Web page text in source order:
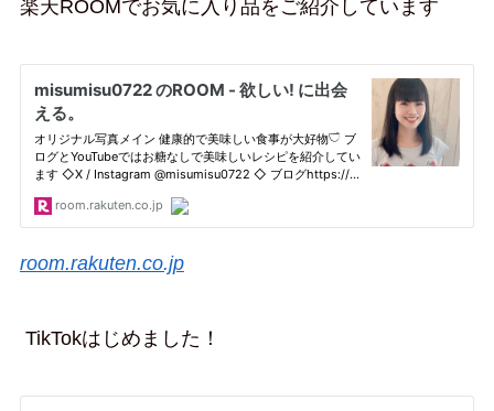
楽天ROOMでお気に入り品をご紹介しています
room.rakuten.co.jp
TikTokはじめました！